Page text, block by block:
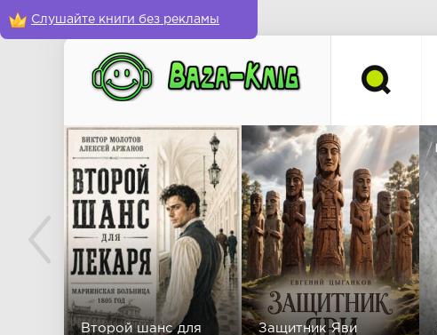
Слушайте книги без рекламы
Второй шанс для
Защитник Яви